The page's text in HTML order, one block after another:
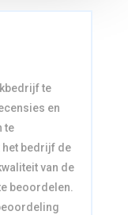
te
en
te
bedrijf de
van de
beoordelen.